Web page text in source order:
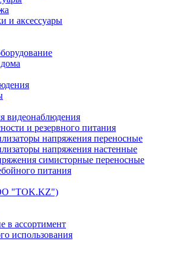
и аксессуары
видеонаблюдения
и резервного питания
напряжения переносные
напряжения настенные
симисторные переносные
питания
"TOK.KZ")
в ассортимент
использования